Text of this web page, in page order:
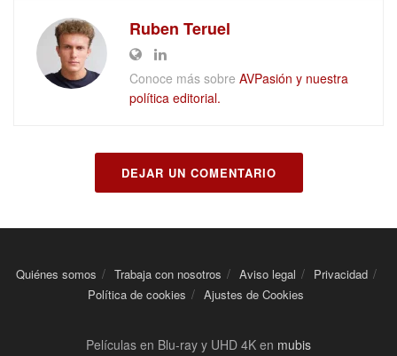
Ruben Teruel
Conoce más sobre AVPasión y nuestra
política editorial.
DEJAR UN COMENTARIO
Quiénes somos Trabaja con nosotros Aviso legal
Privacidad
Política de cookies
Ajustes de Cookies
Películas en Blu-ray y UHD 4K en mubis